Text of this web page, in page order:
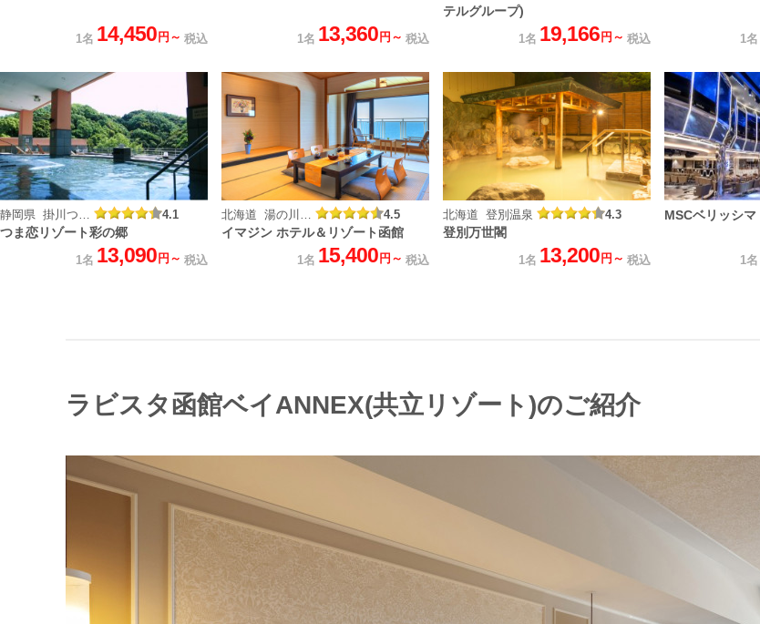
1名 14,450 円～ 税込 1名 13,360 円～ 税込
テルグループ)
1名 19,166 円～ 税込 1名
静岡県 掛川つま恋温泉 4.1
つま恋リゾート彩の郷
1名 13,090 円～ 税込
北海道 湯の川温泉 4.5
イマジン ホテル＆リゾート函館
1名 15,400 円～ 税込
北海道 登別温泉 4.3
登別万世閣
1名 13,200 円～ 税込
MSCベリッシマ
1名
ラビスタ函館ベイANNEX(共立リゾート)のご紹介